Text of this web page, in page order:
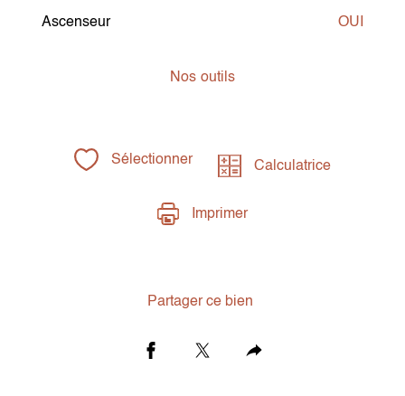
Ascenseur OUI
Nos outils
Sélectionner Calculatrice
Imprimer
Partager ce bien